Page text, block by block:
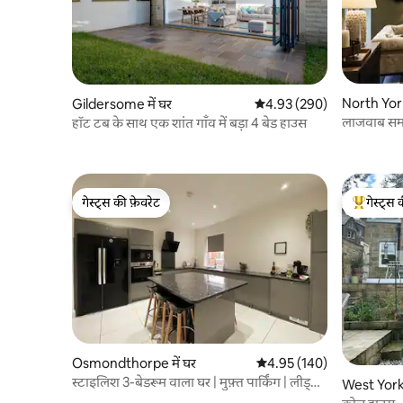
Gildersome में घर औसत रेटिंग 5 में से 4.93, 290
4.93 (290)
हॉट टब के साथ एक शांत गाँव में बड़ा 4 बेड हाउस
North
लाजवाब
गेस्ट्स की फ़ेवरेट
गेस्ट्स की फ़ेवरेट
Osmondthorpe में घर औसत रेटिंग 5 में से 4.95, 140
4.95 (140)
स्टाइलिश 3-बेडरूम वाला घर | मुफ़्त पार्किंग | लीड्स
गेस्ट्स का
गेस्ट्स
West